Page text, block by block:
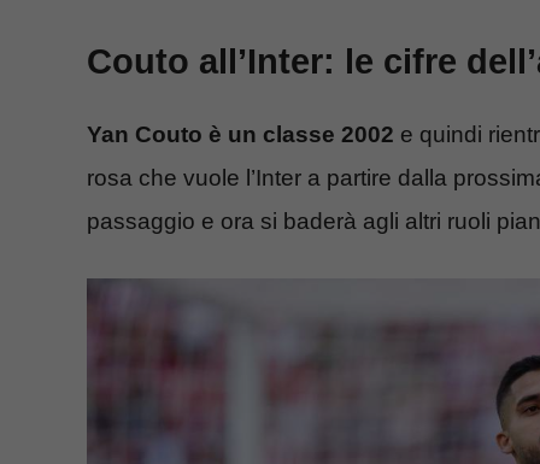
Couto all’Inter: le cifre
Yan Couto è un classe 2002 e quindi
rosa che vuole l’Inter a partire dalla
passaggio e ora si baderà agli altri ruoli